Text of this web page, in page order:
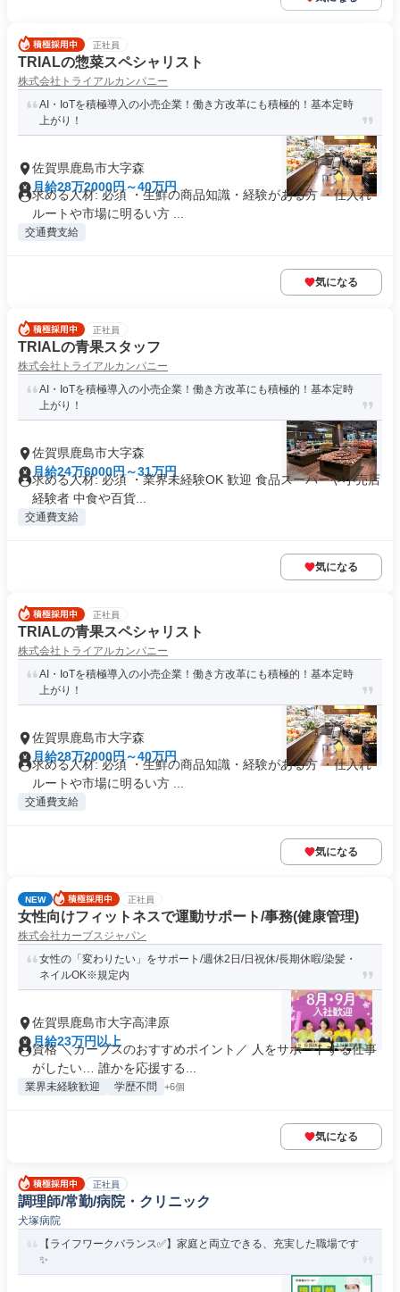
正社員
TRIALの惣菜スペシャリスト
株式会社トライアルカンパニー
AI・IoTを積極導入の小売企業！働き方改革にも積極的！基本定時
上がり！
佐賀県鹿島市大字森
月給28万2000円～40万円
求める人材: 必須 ・生鮮の商品知識・経験がある方 ・仕入れ
ルートや市場に明るい方 ...
交通費支給
気になる
正社員
TRIALの青果スタッフ
株式会社トライアルカンパニー
AI・IoTを積極導入の小売企業！働き方改革にも積極的！基本定時
上がり！
佐賀県鹿島市大字森
月給24万6000円～31万円
求める人材: 必須 ・業界未経験OK 歓迎 食品スーパーや小売店
経験者 中食や百貨...
交通費支給
気になる
正社員
TRIALの青果スペシャリスト
株式会社トライアルカンパニー
AI・IoTを積極導入の小売企業！働き方改革にも積極的！基本定時
上がり！
佐賀県鹿島市大字森
月給28万2000円～40万円
求める人材: 必須 ・生鮮の商品知識・経験がある方 ・仕入れ
ルートや市場に明るい方 ...
交通費支給
気になる
NEW 正社員
女性向けフィットネスで運動サポート/事務(健康管理)
株式会社カーブスジャパン
女性の「変わりたい」をサポート/週休2日/日祝休/長期休暇/染髪・
ネイルOK※規定内
佐賀県鹿島市大字高津原
月給23万円以上
資格 ＼カーブスのおすすめポイント／ 人をサポートする仕事
がしたい… 誰かを応援する...
業界未経験歓迎 学歴不問 +6個
気になる
正社員
調理師/常勤/病院・クリニック
犬塚病院
【ライフワークバランス✅️】家庭と両立できる、充実した職場です
✨